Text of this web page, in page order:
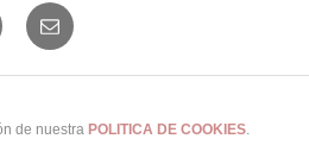
Email
de nuestra POLITICA DE COOKIES.